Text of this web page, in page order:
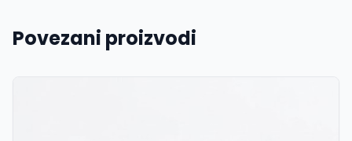
Povezani proizvodi